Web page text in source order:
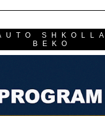
SHKOLLA
BEKO